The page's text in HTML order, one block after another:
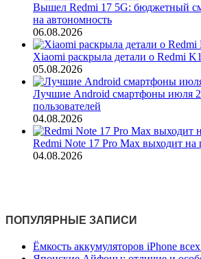
Вышел Redmi 17 5G: бюджетный
на автономность
06.08.2026
Xiaomi раскрыла детали о Redmi
05.08.2026
Лучшие Android смартфоны июля
пользователей
04.08.2026
Redmi Note 17 Pro Max выходит
04.08.2026
ПОПУЛЯРНЫЕ ЗАПИСИ
Ёмкость аккумуляторов iPhone